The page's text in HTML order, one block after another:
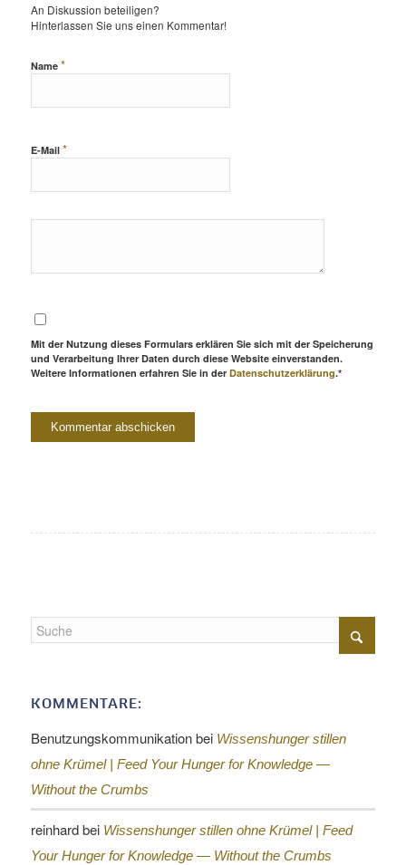
An Diskussion beteiligen?
Hinterlassen Sie uns einen Kommentar!
Name *
E-Mail *
Mit der Nutzung dieses Formulars erklären Sie sich mit der Speicherung
und Verarbeitung Ihrer Daten durch diese Website einverstanden.
Weitere Informationen erfahren Sie in der Datenschutzerklärung.*
KOMMENTARE:
Benutzungskommunikationbei Wissenshunger stillen
ohne Krümel | Feed Your Hunger for Knowledge —
Without the Crumbs
reinhardbei Wissenshunger stillen ohne Krümel | Feed
Your Hunger for Knowledge — Without the Crumbs